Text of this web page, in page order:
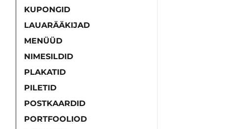
KUPONGID
LAUARÄÄKIJAD
MENÜÜD
NIMESILDID
PLAKATID
PILETID
POSTKAARDID
PORTFOOLIOD